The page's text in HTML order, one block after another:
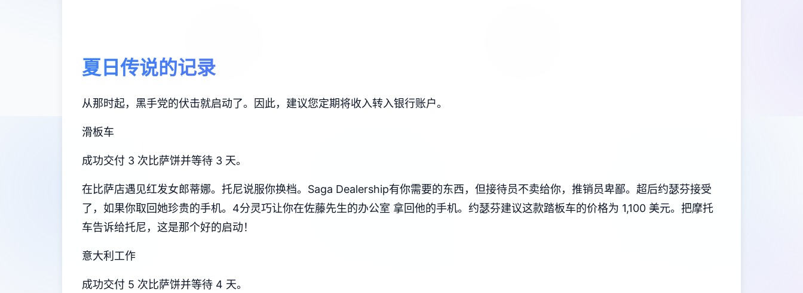
夏日传说的记录
从那时起，黑手党的伏击就启动了。因此，建议您定期将收入转入银行账户。
滑板车
成功交付 3 次比萨饼并等待 3 天。
在比萨店遇见红发女郎蒂娜。托尼说服你换档。Saga Dealership有你需要的东西，但接待员不卖给你，推销员卑鄙。超后约瑟芬接受
了，如果你取回她珍贵的手机。4分灵巧让你在佐藤先生的办公室 拿回他的手机。约瑟芬建议这款踏板车的价格为 1,100 美元。把摩托
车告诉给托尼，这是那个好的启动！
意大利工作
成功交付 5 次比萨饼并等待 4 天。